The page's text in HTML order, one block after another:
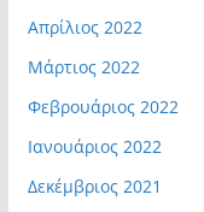
Απρίλιος 2022
Μάρτιος 2022
Φεβρουάριος 2022
Ιανουάριος 2022
Δεκέμβριος 2021